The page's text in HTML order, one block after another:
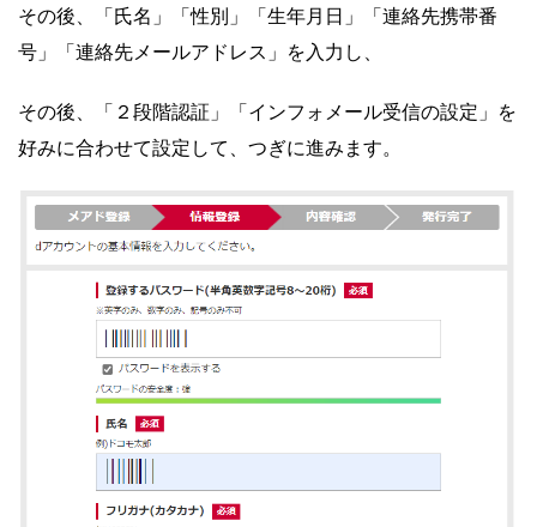
その後、「氏名」「性別」「生年月日」「連絡先携帯番
号」「連絡先メールアドレス」を入力し、
その後、「２段階認証」「インフォメール受信の設定」を
好みに合わせて設定して、つぎに進みます。